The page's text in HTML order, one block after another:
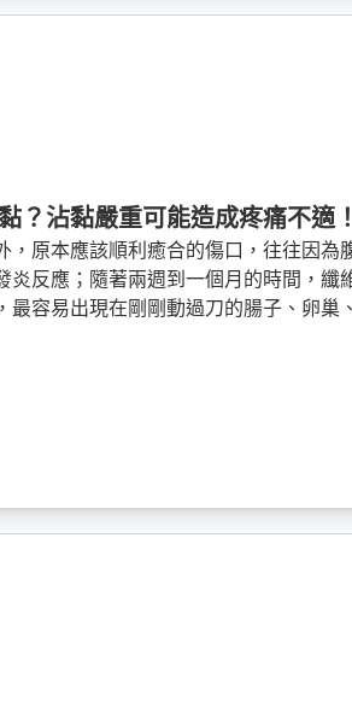
？沾黏嚴重可能造成疼痛不適！
原本應該順利癒合的傷口，往往因為
反應；隨著兩週到一個月的時間，纖
容易出現在剛剛動過刀的腸子、卵巢